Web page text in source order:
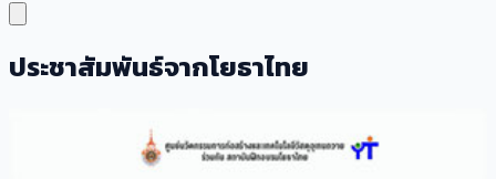
ประชาสัมพันธ์จากโยธาไทย